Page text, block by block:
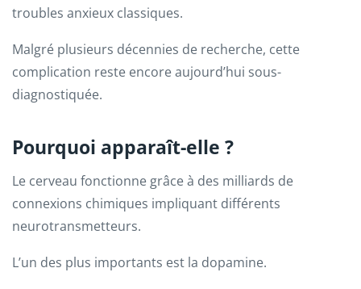
troubles anxieux classiques.
Malgré plusieurs décennies de recherche, cette
complication reste encore aujourd’hui sous-
diagnostiquée.
Pourquoi apparaît-elle ?
Le cerveau fonctionne grâce à des milliards de
connexions chimiques impliquant différents
neurotransmetteurs.
L’un des plus importants est la dopamine.